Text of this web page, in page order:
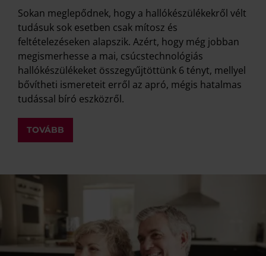
Sokan meglepődnek, hogy a hallókészülékekről vélt
tudásuk sok esetben csak mítosz és
feltételezéseken alapszik. Azért, hogy még jobban
megismerhesse a mai, csúcstechnológiás
hallókészülékeket összegyűjtöttünk 6 tényt, mellyel
bővítheti ismereteit erről az apró, mégis hatalmas
tudással bíró eszközről.
TOVÁBB